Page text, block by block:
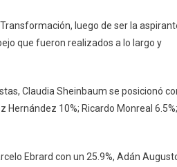
luego de ser la
que fueron realizados a lo largo y
Claudia Sheinbaum se posicionó
Hernández 10%; Ricardo Monreal 6.5%;
Ebrard con un 25.9%, Adán